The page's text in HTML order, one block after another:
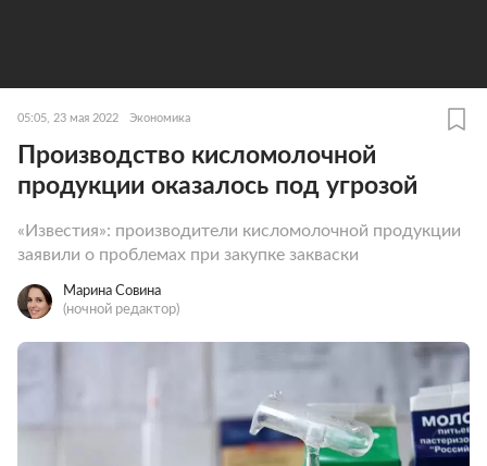
05:05, 23 мая 2022 Экономика
Производство кисломолочной
продукции оказалось под угрозой
«Известия»: производители кисломолочной продукции
заявили о проблемах при закупке закваски
Марина Совина
(ночной редактор)